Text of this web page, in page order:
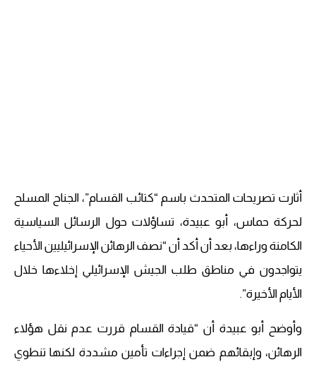
أثارت تصريحات المتحدث باسم “كتائب القسام”، الجناح المسلح
لحركة حماس، أبو عبيدة، تساؤلات حول الرسائل السياسية
الكامنة وراءها، بعد أن أكد أن “نصف الرهائن الإسرائيليين الأحياء
يتواجدون في مناطق طلب الجيش الإسرائيلي إخلاءها خلال
الأيام الأخيرة”.
وأوضح أبو عبيدة أن “قيادة القسام قررت عدم نقل هؤلاء
الرهائن، وإبقائهم ضمن إجراءات تأمين مشددة لكنها تنطوي